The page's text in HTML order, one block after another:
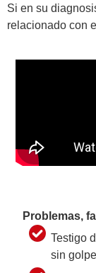
Si en su
relacionado con
Problemas,
Testigo
sin